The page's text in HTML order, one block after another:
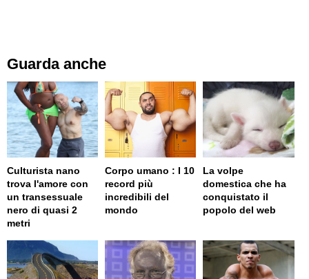
Guarda anche
Culturista nano
trova l'amore con
un transessuale
nero di quasi 2
metri
Corpo umano : I 10
record più
incredibili del
mondo
La volpe
domestica che ha
conquistato il
popolo del web